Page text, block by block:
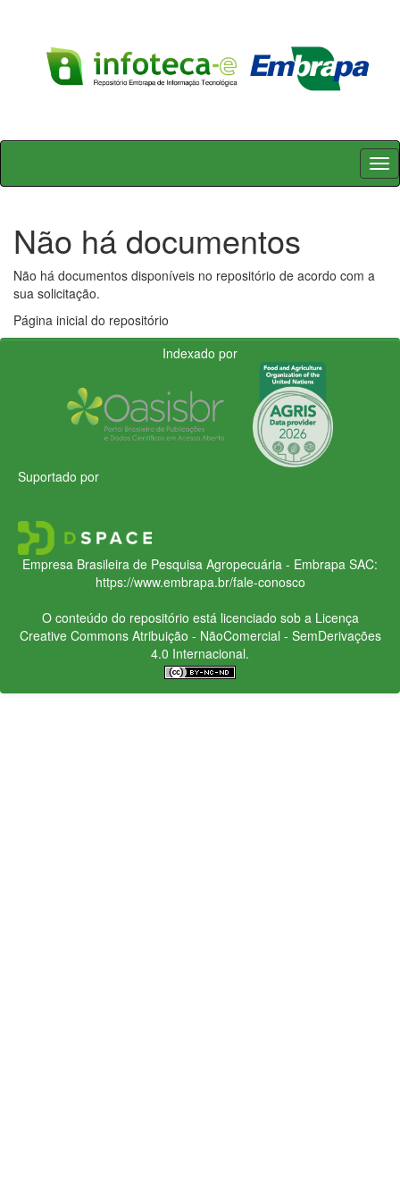
Skip
Não há documentos
Não há documentos disponíveis no repositório de acordo com a
sua solicitação.
Página inicial do repositório
Indexado por
Suportado por
Empresa Brasileira de Pesquisa Agropecuária - Embrapa SAC:
https://www.embrapa.br/fale-conosco
O conteúdo do repositório está licenciado sob a Licença
Creative CommonsAtribuição - NãoComercial - SemDerivações
4.0 Internacional.